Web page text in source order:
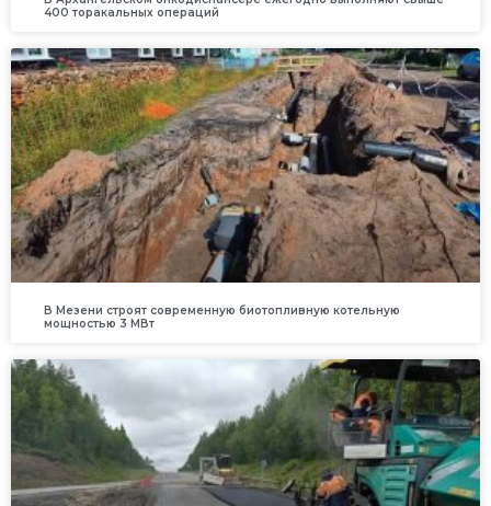
400 торакальных операций
В Мезени строят современную биотопливную котельную
мощностью 3 МВт